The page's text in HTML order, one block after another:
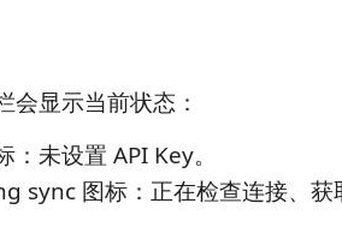
会显示当前状态：
：未设置 API Key。
sync 图标：正在检查连接、获